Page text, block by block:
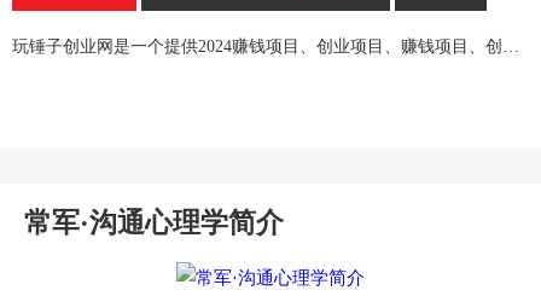
玩锤子创业网是一个提供2024赚钱项目、创业项目、赚钱项目、创业赚钱教程、引流教程的创业网,欢迎来玩锤子创业网！
常军·沟通心理学简介